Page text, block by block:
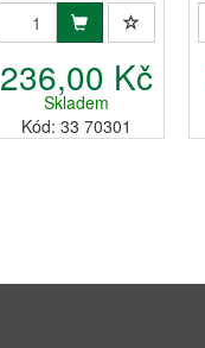
236,00 Kč
Skladem
Kód: 33 70301